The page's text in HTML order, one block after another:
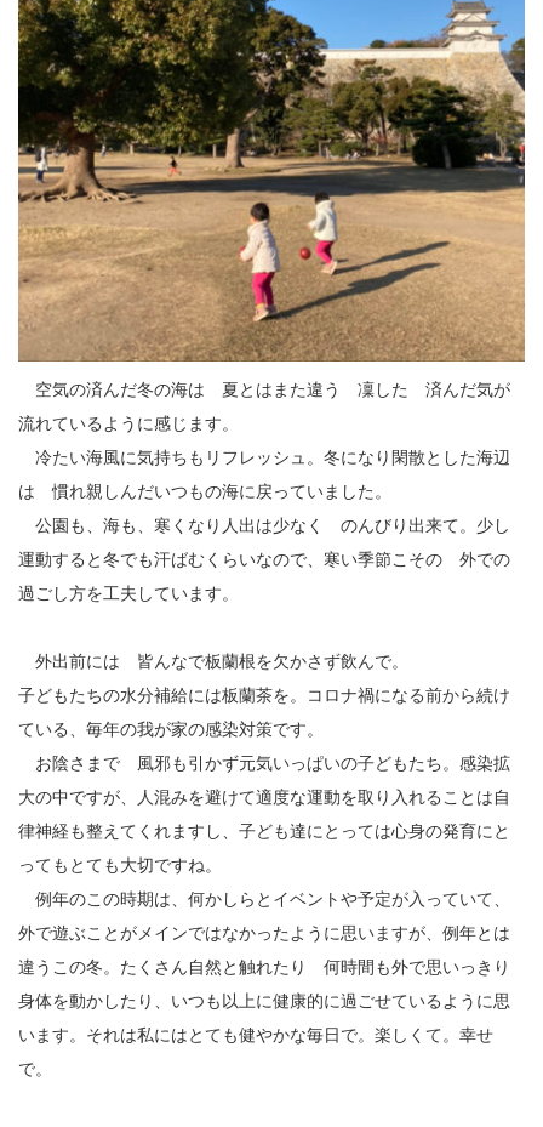
空気の済んだ冬の海は 夏とはまた違う 凜した 済んだ気が
流れているように感じます。
冷たい海風に気持ちもリフレッシュ。冬になり閑散とした海辺
は 慣れ親しんだいつもの海に戻っていました。
公園も、海も、寒くなり人出は少なく のんびり出来て。少し
運動すると冬でも汗ばむくらいなので、寒い季節こその 外での
過ごし方を工夫しています。
外出前には 皆んなで板蘭根を欠かさず飲んで。
子どもたちの水分補給には板蘭茶を。コロナ禍になる前から続け
ている、毎年の我が家の感染対策です。
お陰さまで 風邪も引かず元気いっぱいの子どもたち。感染拡
大の中ですが、人混みを避けて適度な運動を取り入れることは自
律神経も整えてくれますし、子ども達にとっては心身の発育にと
ってもとても大切ですね。
例年のこの時期は、何かしらとイベントや予定が入っていて、
外で遊ぶことがメインではなかったように思いますが、例年とは
違うこの冬。たくさん自然と触れたり 何時間も外で思いっきり
身体を動かしたり、いつも以上に健康的に過ごせているように思
います。それは私にはとても健やかな毎日で。楽しくて。幸せ
で。
« 7月
22
23
24
25
26
27
28
30
31
アーカイブ
2026年6月
2026年4月
2026年2月
2025年12月
2025年10月
2025年8月
2025年3月
2025年1月